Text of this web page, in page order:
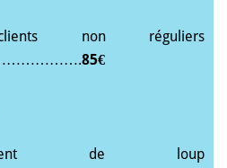
non réguliers
85€
dent de loup